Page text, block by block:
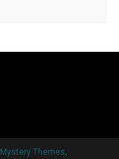
Mystery Themes.